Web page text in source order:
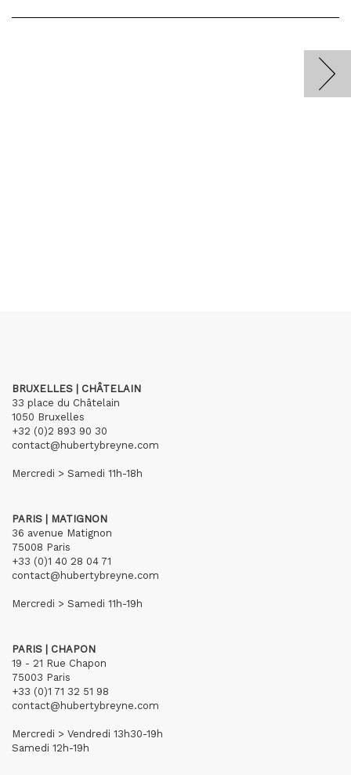
BRUXELLES | CHÂTELAIN
33 place du Châtelain
1050 Bruxelles
+32 (0)2 893 90 30
contact@hubertybreyne.com
Mercredi > Samedi 11h-18h
PARIS | MATIGNON
36 avenue Matignon
75008 Paris
+33 (0)1 40 28 04 71
contact@hubertybreyne.com
Mercredi > Samedi 11h-19h
PARIS | CHAPON
19 - 21 Rue Chapon
75003 Paris
+33 (0)1 71 32 51 98
contact@hubertybreyne.com
Mercredi > Vendredi 13h30-19h
Samedi 12h-19h